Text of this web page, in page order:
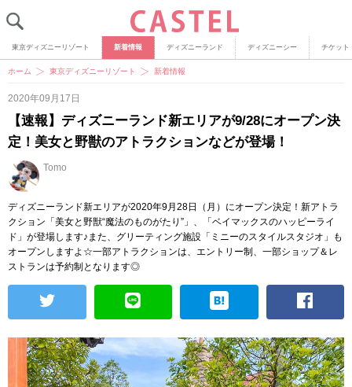
東京ディズニーリゾート 新着情報 ディズニーランド ディズニーシー チケット
ホーム 東京ディズニーリゾート 新着情報
2020年09月17日
【速報】ディズニーランド新エリアが9/28にオープン決
定！美女と野獣のアトラクションなどが登場！
Tomo
ディズニーランド新エリアが2020年9月28日（月）にオープン決定！新アトラ
クション「美女と野獣“魔法のものがたり”」、「ベイマックスのハッピーライ
ド」が登場します♪また、グリーティング施設「ミニーのスタイルスタジオ」も
オープンしますよ☆一部アトラクションは、エントリー制、一部ショップ＆レ
ストランは予約制となります◎